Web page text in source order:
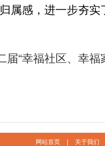
属感，进一步夯
届“幸福社区、幸
网站首页 关于我们